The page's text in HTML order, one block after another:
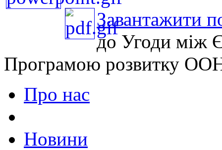
Завантажити
до Угоди між
Програмою розвитку
Про нас
Новини